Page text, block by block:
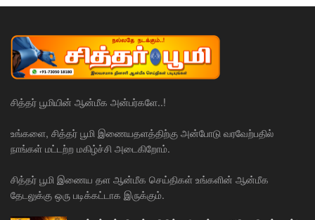
சித்தர் பூமியின் ஆன்மீக அன்பர்களே..!
உங்களை, சித்தர் பூமி இணையதளத்திற்கு அன்போடு வரவேற்பதில்
நாங்கள் மட்டற்ற மகிழ்ச்சி அடைகிறோம்.
சித்தர் பூமி இணைய தள ஆன்மீக செய்திகள் உங்களின் ஆன்மீக
தேடலுக்கு ஒரு படிக்கட்டாக இருக்கும்.